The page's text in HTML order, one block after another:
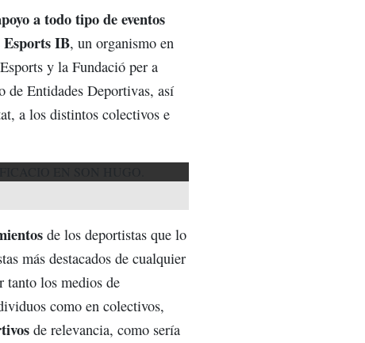
a todo tipo de eventos
Esports IB, un organismo en
y la Fundació per a
de Entidades Deportivas, así
a los distintos colectivos e
de los deportistas que lo
más destacados de cualquier
tanto los medios de
como en colectivos,
de relevancia, como sería